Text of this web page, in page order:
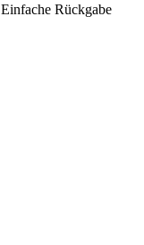
Einfache Rückgabe